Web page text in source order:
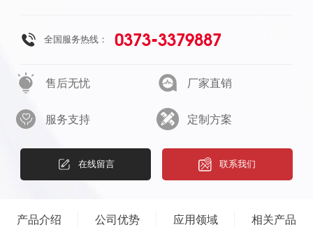
全国服务热线： 0373-3379887
售后无忧 厂家直销
服务支持 定制方案
在线留言 联系我们
产品介绍 公司优势 应用领域 相关产品